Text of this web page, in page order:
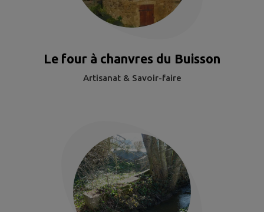
Le four à chanvres du Buisson
Artisanat & Savoir-faire